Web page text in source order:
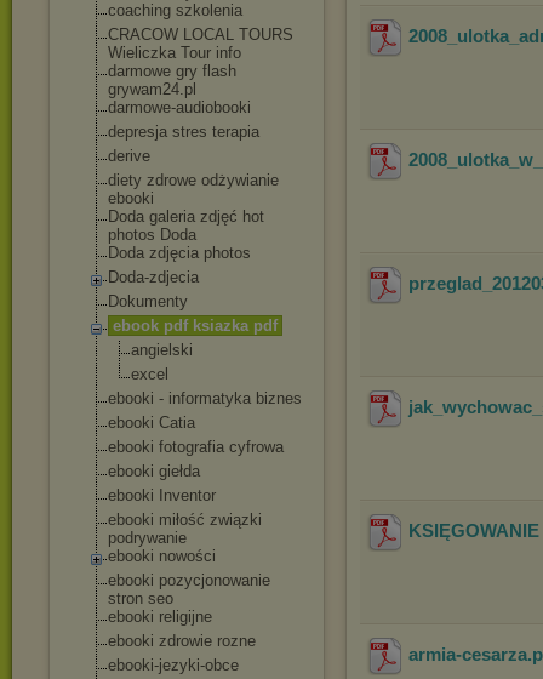
coaching szkolenia
CRACOW LOCAL TOURS
Wieliczka Tour info
darmowe gry flash
grywam24.pl
darmowe-audiobooki
depresja stres terapia
derive
diety zdrowe odżywianie
ebooki
Doda galeria zdjęć hot
photos Doda
Doda zdjęcia photos
Doda-zdjecia
Dokumenty
ebook pdf ksiazka pdf
angielski
excel
ebooki - informatyka biznes
ebooki Catia
ebooki fotografia cyfrowa
ebooki giełda
ebooki Inventor
ebooki miłość związki
podrywanie
ebooki nowości
ebooki pozycjonowanie
stron seo
ebooki religijne
ebooki zdrowie rozne
ebooki-jezyki-obce
armia-cesarza